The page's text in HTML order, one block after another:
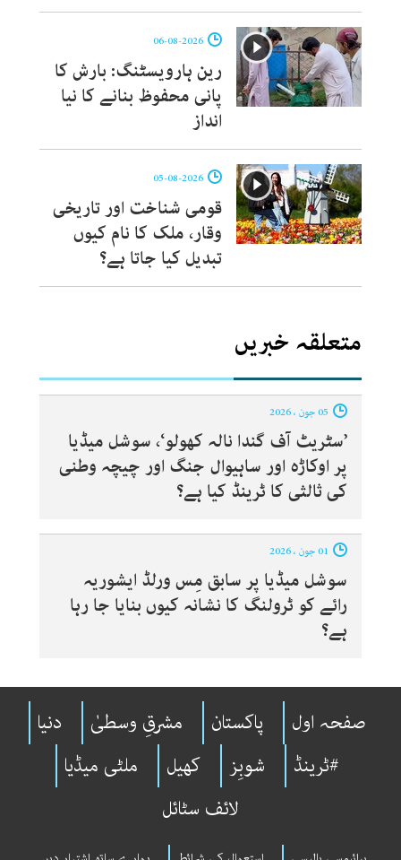
رین ہارویسٹنگ: بارش کا
پانی محفوظ بنانے کا نیا
انداز
قومی شناخت اور تاریخی
وقار، ملک کا نام کیوں
تبدیل کیا جاتا ہے؟
متعلقہ خبریں
’سٹریٹ آف گندا نالہ کھولو‘، سوشل میڈیا
پر اوکاڑہ اور ساہیوال جنگ اور چیچہ وطنی
کی ثالثی کا ٹرینڈ کیا ہے؟
سوشل میڈیا پر سابق مِس ورلڈ ایشوریہ
رائے کو ٹرولنگ کا نشانہ کیوں بنایا جا رہا
ہے؟
صفحہ اول پاکستان مشرقِ وسطیٰ
دنیا
#ٹرینڈ
شوبِز کھیل
ملٹی میڈیا
لائف سٹائل